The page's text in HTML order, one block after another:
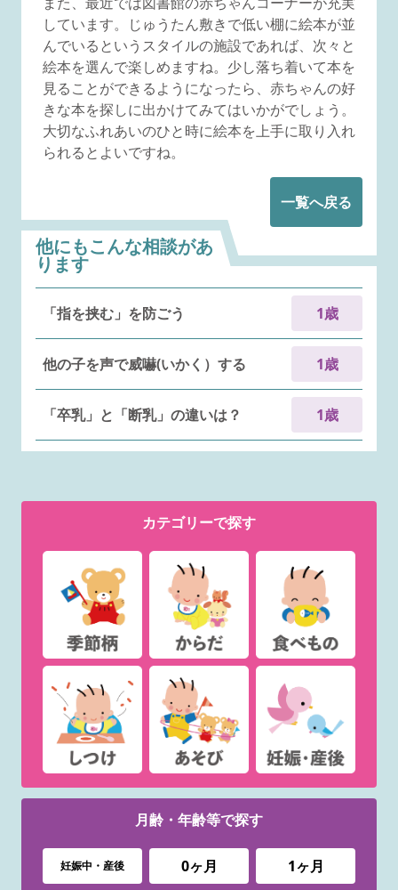
カテゴリーで探す
月齢・年齢等で探す
妊娠中・産後 0ヶ月 1ヶ月
しています。じゅうたん敷きで低い棚に絵本が並
んでいるというスタイルの施設であれば、次々と
絵本を選んで楽しめますね。少し落ち着いて本を
見ることができるようになったら、赤ちゃんの好
きな本を探しに出かけてみてはいかがでしょう。
大切なふれあいのひと時に絵本を上手に取り入れ
られるとよいですね。
一覧へ戻る
他にもこんな相談があ
ります
「指を挟む」を防ごう 1歳
他の子を声で威嚇(いかく）する 1歳
「卒乳」と「断乳」の違いは？ 1歳